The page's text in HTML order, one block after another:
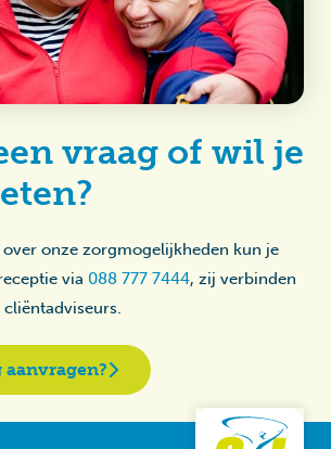
vraag of wil je
onze zorgmogelijkheden kun je
via 088 777 7444, zij verbinden